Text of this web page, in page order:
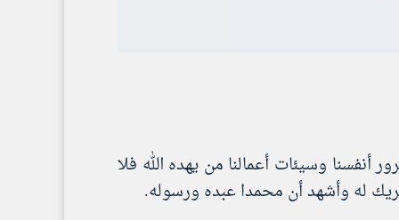
أنفسنا وسيئات أعمالنا من يهده الله فلا
له وأشهد أن محمدا عبده ورسوله.